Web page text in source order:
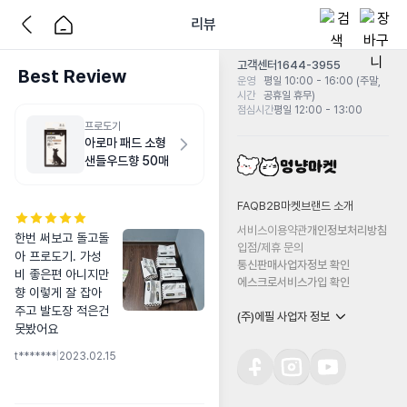
리뷰
Best Review
프로도기
아로마 패드 소형
샌들우드향 50매
한번 써보고 돌고돌
아 프로도기. 가성
비 좋은편 아니지만
향 이렇게 잘 잡아
주고 발도장 적은건
못봤어요
t******* 2023.02.15
고객센터1644-3955
운영
시간
평일 10:00 - 16:00 (주말,
공휴일 휴무)
점심시간평일 12:00 - 13:00
FAQB2B마켓 브랜드 소개
서비스이용약관개인정보처리방침
입점/제휴 문의
통신판매사업자정보 확인
에스크로서비스가입 확인
(주)에필 사업자 정보